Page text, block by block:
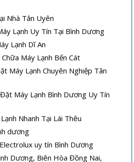
Nhà Tân Uyên
Lạnh Uy Tín Tại Bình Dương
Lạnh Dĩ An
Máy Lạnh Bến Cát
Máy Lạnh Chuyên Nghiệp Tân
Máy Lạnh Bình Dương Uy Tín
Nhanh Tại Lái Thêu
dương
uy tín Bình Dương
Dương, Biên Hòa Đồng Nai,
Vệ sinh máy lạnh âm trần tại nhà